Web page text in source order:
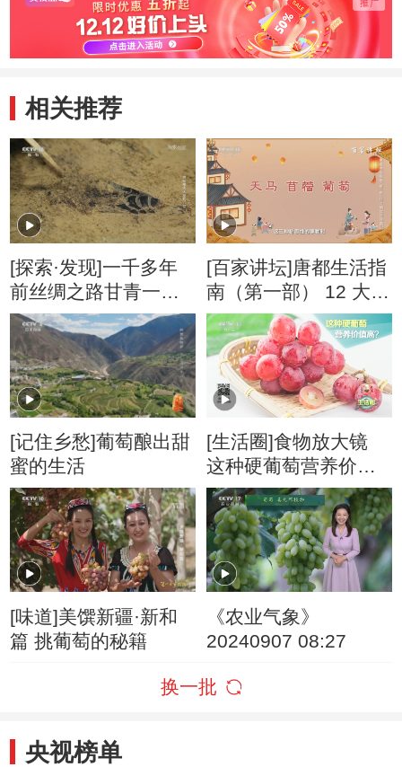
相关推荐
[探索·发现]一千多年
前丝绸之路甘青一带
已然有了葡萄的种植
[百家讲坛]唐都生活指
南（第一部） 12 大明
宫外寻果记 唐人喜爱
的葡萄酒和甘蔗汁
[记住乡愁]葡萄酿出甜
蜜的生活
[生活圈]食物放大镜
这种硬葡萄营养价值
高？
[味道]美馔新疆·新和
篇 挑葡萄的秘籍
《农业气象》
20240907 08:27
换一批
央视榜单